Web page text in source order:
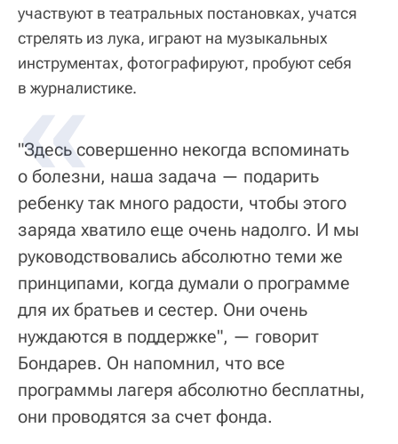
участвуют в театральных постановках, учатся
стрелять из лука, играют на музыкальных
инструментах, фотографируют, пробуют себя
в журналистике.
"Здесь совершенно некогда вспоминать
о болезни, наша задача — подарить
ребенку так много радости, чтобы этого
заряда хватило еще очень надолго. И мы
руководствовались абсолютно теми же
принципами, когда думали о программе
для их братьев и сестер. Они очень
нуждаются в поддержке", — говорит
Бондарев. Он напомнил, что все
программы лагеря абсолютно бесплатны,
они проводятся за счет фонда.